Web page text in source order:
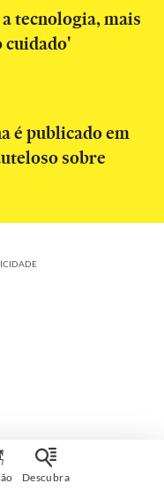
tecnologia, mais
cuidado'
é publicado em
sobre
Descubra